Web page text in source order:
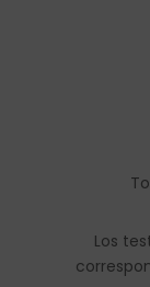
Los